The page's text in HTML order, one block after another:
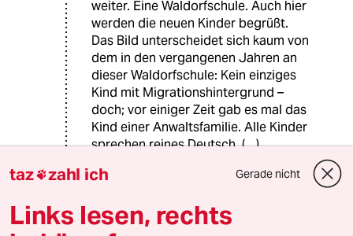
weiter. Eine Waldorfschule. Auch hier
werden die neuen Kinder begrüßt.
Das Bild unterscheidet sich kaum von
dem in den vergangenen Jahren an
dieser Waldorfschule: Kein einziges
Kind mit Migrationshintergrund –
doch; vor einiger Zeit gab es mal das
Kind einer Anwaltsfamilie. Alle Kinder
sprechen reines Deutsch. (…)
Eliteschulen (…)“
Waldorfschule“,
www.ruhrbarone.de/...aldorfschule/11
taz zahl ich Gerade nicht
Links lesen, rechts